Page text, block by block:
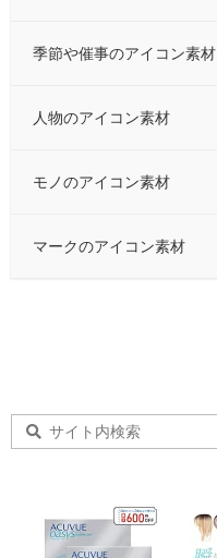
季節や催事のアイコン素材
人物のアイコン素材
モノのアイコン素材
マークのアイコン素材